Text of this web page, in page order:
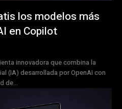
los modelos más
en Copilot
innovadora que combina la
(IA) desarrollada por OpenAI con
de...